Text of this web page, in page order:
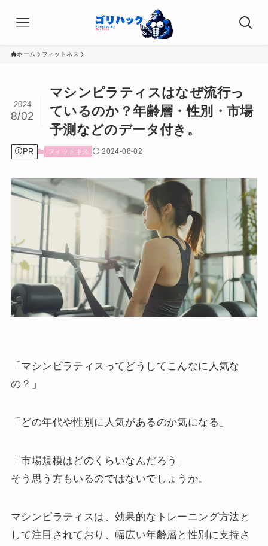
ホーム フィットネス
マシンピラティスはなぜ流行っ
ているのか？年齢層・性別・市場
予測などのデータ付き。
2024
8/02
PR フィットネス 2024-08-02
「マシンピラティスってどうしてこんなに人気な
の？」
「どの年代や性別に人気があるのか気になる」
「市場規模はどのくらいなんだろう」
そう思う方もいるのではないでしょうか。
マシンピラティスは、効果的なトレーニング方法と
して注目されており、幅広い年齢層と性別に支持さ